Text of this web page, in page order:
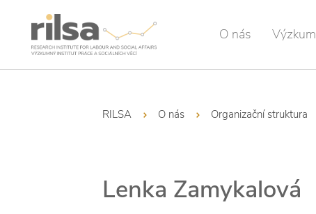
O nás Výzkum
RILSA O nás Organizační struktura
Lenka Zamykalová